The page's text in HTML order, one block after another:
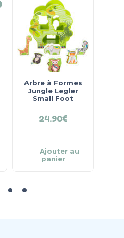
Arbre à Formes
Jungle Legler
Small Foot
24.90€
Ajouter au
panier